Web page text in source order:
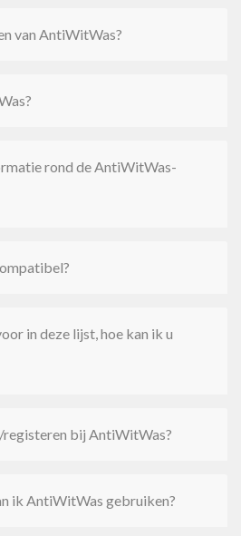
van AntiWitWas?
rond de AntiWitWas-
in deze lijst, hoe kan ik u
registeren bij AntiWitWas?
ik AntiWitWas gebruiken?